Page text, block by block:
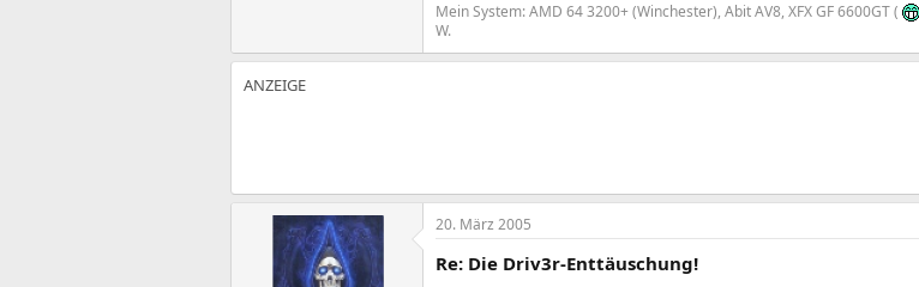
Mein System: AMD 64 3200+ (Winchester), Abit AV8, XFX GF 6600GT (
W.
20. März 2005
Re: Die Driv3r-Enttäuschung!